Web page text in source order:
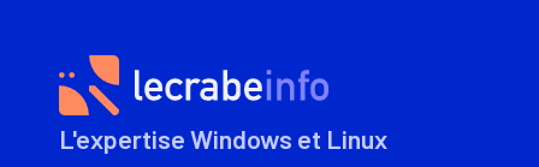
L'expertise Windows et Linux